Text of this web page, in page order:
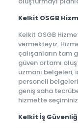
Kelkit OSGB
Kelkit OSGB
vermekteyiz.
çalışanların tam
güven ortamı
uzmanı belgeleri,
personeli
geniş saha
hizmette
Kelkit İş